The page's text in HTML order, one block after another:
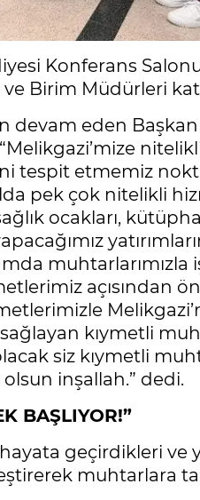
Konferans
Birim Müdürleri
devam eden
tespit etmemiz
pek çok nitelikli
ocakları,
muhtarlarımızla
açısından
kıymetli
siz kıymetli
inşallah.” dedi.
BAŞLIYOR!”
geçirdikleri
muhtarlara